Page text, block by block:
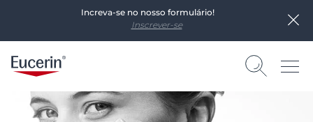
Increva-se no nosso formulário!
Inscrever-se